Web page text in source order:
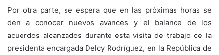
‎Por otra parte, se espera que en las próximas horas se
den a conocer nuevos avances y el balance de los
acuerdos alcanzados durante esta visita de trabajo de la
presidenta encargada Delcy Rodríguez, en la República de